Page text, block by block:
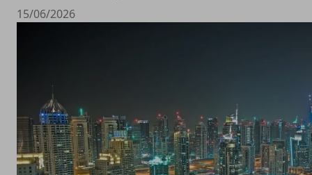
15/06/2026